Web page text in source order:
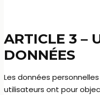
ARTICLE 3 –
DONNÉES
Les données
utilisateurs ont pour